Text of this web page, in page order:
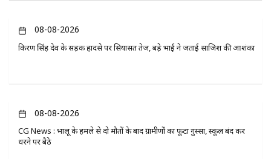
08-08-2026
किरण सिंह देव के सड़क हादसे पर सियासत तेज, बड़े भाई ने जताई साजिश की आशंका
08-08-2026
CG News : भालू के हमले से दो मौतों के बाद ग्रामीणों का फूटा गुस्सा, स्कूल बंद कर
धरने पर बैठे